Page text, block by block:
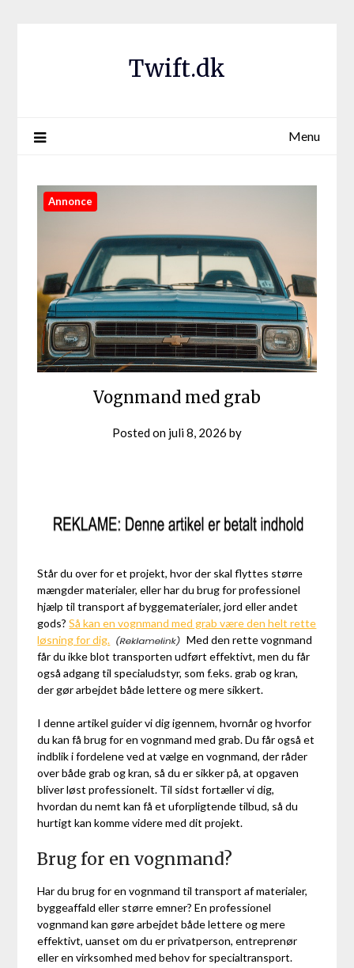
Twift.dk
Menu
Annonce
Vognmand med grab
Posted on juli 8, 2026 by
Står du over for et projekt, hvor der skal flyttes større
mængder materialer, eller har du brug for professionel
hjælp til transport af byggematerialer, jord eller andet
gods?Så kan en vognmand med grab være den helt rette
løsning for dig.
Med den rette vognmand
får du ikke blot transporten udført effektivt, men du får
også adgang til specialudstyr, som f.eks. grab og kran,
der gør arbejdet både lettere og mere sikkert.
I denne artikel guider vi dig igennem, hvornår og hvorfor
du kan få brug for en vognmand med grab. Du får også et
indblik i fordelene ved at vælge en vognmand, der råder
over både grab og kran, så du er sikker på, at opgaven
bliver løst professionelt. Til sidst fortæller vi dig,
hvordan du nemt kan få et uforpligtende tilbud, så du
hurtigt kan komme videre med dit projekt.
Brug for en vognmand?
Har du brug for en vognmand til transport af materialer,
byggeaffald eller større emner? En professionel
vognmand kan gøre arbejdet både lettere og mere
effektivt, uanset om du er privatperson, entreprenør
eller en virksomhed med behov for specialtransport.